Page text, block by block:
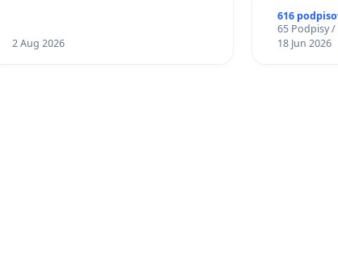
KONTROLA STAVBY C-AREA NA
2 Aug 2026
616
65 Podpisy
18 Jun 2026